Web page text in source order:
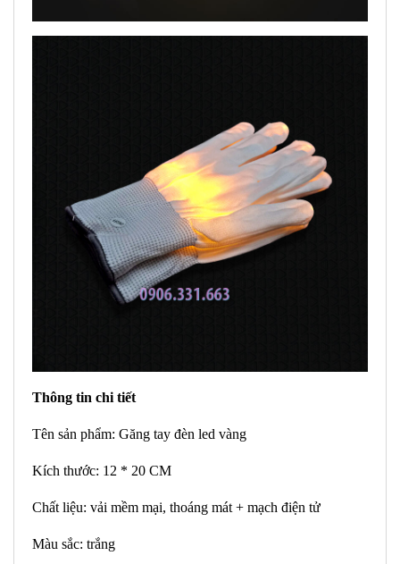
Thông tin chi tiết
Tên sản phẩm: Găng tay đèn led vàng
Kích thước: 12 * 20 CM
Chất liệu: vải mềm mại, thoáng mát + mạch điện tử
Màu sắc: trắng